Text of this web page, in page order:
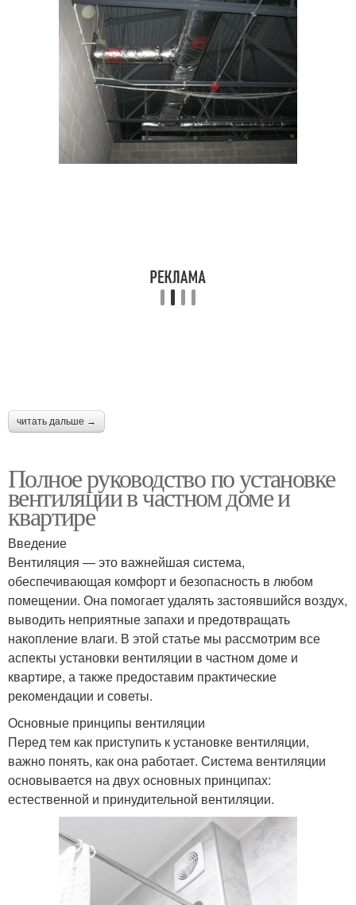
читать дальше →
Полное руководство по установке
вентиляции в частном доме и
квартире
Введение
Вентиляция — это важнейшая система,
обеспечивающая комфорт и безопасность в любом
помещении. Она помогает удалять застоявшийся воздух,
выводить неприятные запахи и предотвращать
накопление влаги. В этой статье мы рассмотрим все
аспекты установки вентиляции в частном доме и
квартире, а также предоставим практические
рекомендации и советы.
Основные принципы вентиляции
Перед тем как приступить к установке вентиляции,
важно понять, как она работает. Система вентиляции
основывается на двух основных принципах:
естественной и принудительной вентиляции.